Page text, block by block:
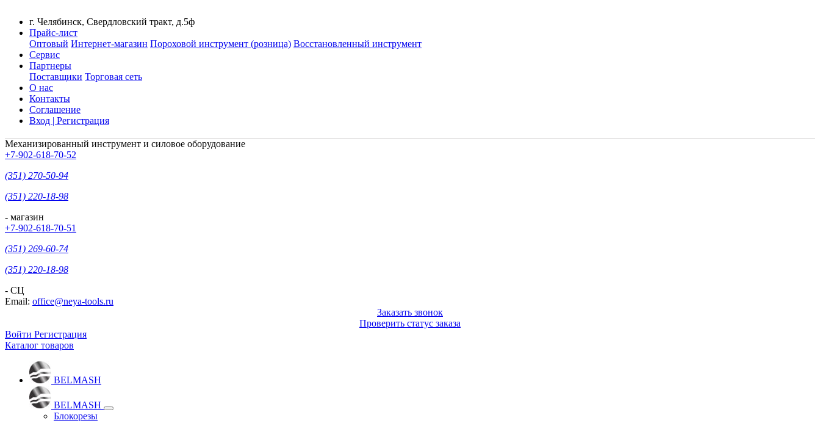
г. Челябинск, Свердловский тракт, д.5ф
Прайс-лист
Оптовый Интернет-магазин Пороховой инструмент (розница) Восстановленный инструмент
Сервис
Партнеры
Поставщики Торговая сеть
О нас
Контакты
Соглашение
Вход | Регистрация
Механизированный инструмент и силовое оборудование
+7-902-618-70-52
(351) 270-50-94
(351) 220-18-98
- магазин
+7-902-618-70-51
(351) 269-60-74
(351) 220-18-98
- СЦ
Email: office@neya-tools.ru
Заказать звонок
Проверить статус заказа
Войти Регистрация
Каталог товаров
BELMASH
BELMASH
Блокорезы